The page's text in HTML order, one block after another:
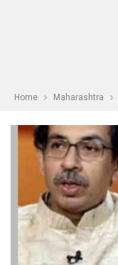
Home Maharashtra